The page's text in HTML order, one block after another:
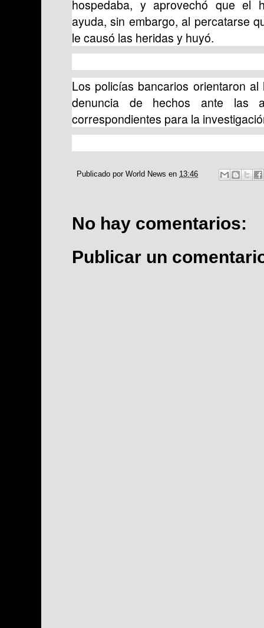
hospedaba, y aprovechó que el
ayuda, sin embargo, al percatarse
le causó las heridas y huyó.
Los policías bancarios orientaron
denuncia de hechos ante las
correspondientes para la
Publicado por World News en 13:46
No hay comentarios:
Publicar un